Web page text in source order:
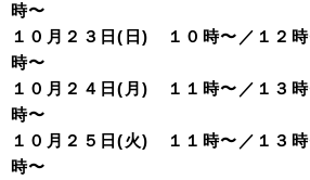
時〜
１０月２３日(日) １０時〜／１２時
時〜
１０月２４日(月) １１時〜／１３時
時〜
１０月２５日(火) １１時〜／１３時
時〜